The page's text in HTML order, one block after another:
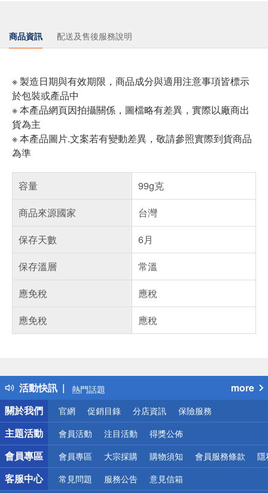
商品資訊 配送及售後服務說明
※ 製造日期與有效期限，商品成分與適用注意事項皆標示
於包裝或產品中
※ 本產品網頁因拍攝關係，圖檔略有差異，實際以廠商出
貨為主
※ 本產品圖片.文案若有變動差異，敬請參照實際到貨商品
為準
容量
99g克
商品來源國家
台灣
保存天數
6月
保存溫層
常溫
應免稅
應稅
應免稅
應稅
活動快訊
得獎公告
熱門話題
銀行優惠
偏遠地區配送
詐騙網頁！請小心！
more
關於我們
官網 促銷目錄 分店資訊 保險服務
主題活動 會員活動 注目活動 得獎公佈
會員專區 會員專區 大宗採購 購物須知 會員服務條款 隱
客服中心 常見問題 服務公告 意見信箱